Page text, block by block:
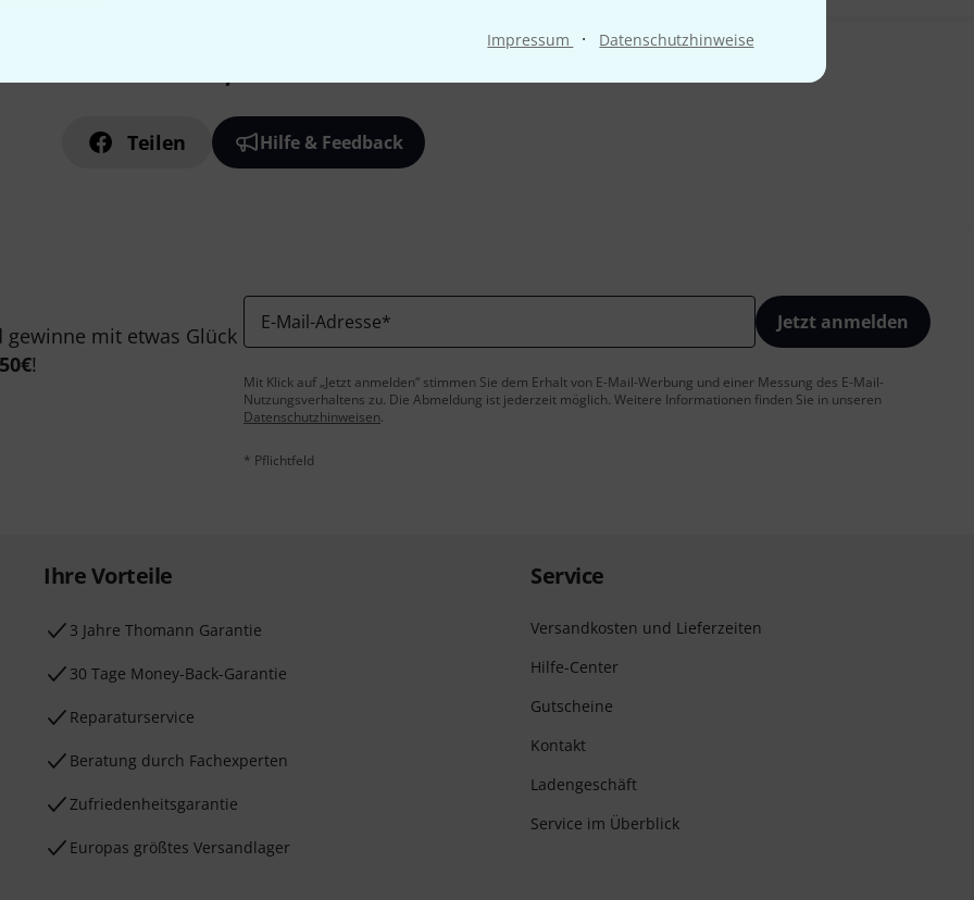
Impressum · Datenschutzhinweise
Teilen Hilfe & Feedback
mit etwas Glück
50€!
E-Mail-Adresse* Jetzt anmelden
Mit Klick auf „Jetzt anmelden“ stimmen Sie dem Erhalt von E-Mail-Werbung und einer Messung des E-Mail-
Nutzungsverhaltens zu. Die Abmeldung ist jederzeit möglich. Weitere Informationen finden Sie in unseren
Datenschutzhinweisen.
* Pflichtfeld
Ihre Vorteile
3 Jahre Thomann Garantie
30 Tage Money-Back-Garantie
Reparaturservice
Beratung durch Fachexperten
Zufriedenheitsgarantie
Europas größtes Versandlager
Service
Versandkosten und Lieferzeiten
Hilfe-Center
Gutscheine
Kontakt
Ladengeschäft
Service im Überblick